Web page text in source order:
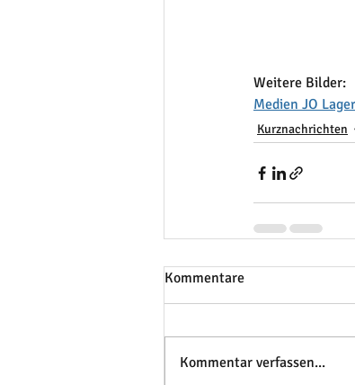
Weitere Bilder:
Medien JO Lager
Kurznachrichten
Kommentare
Kommentar verfassen...